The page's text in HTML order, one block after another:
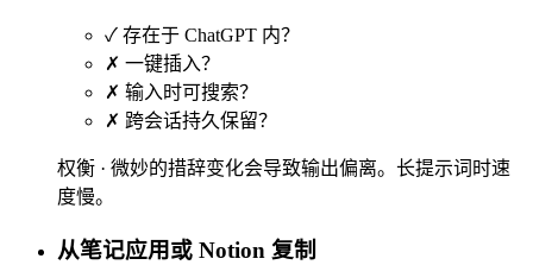
✓ 存在于 ChatGPT 内？
✗ 一键插入？
✗ 输入时可搜索？
✗ 跨会话持久保留？
权衡 · 微妙的措辞变化会导致输出偏离。长提示词时速
度慢。
从笔记应用或 Notion 复制